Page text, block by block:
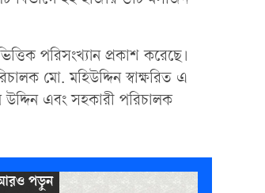
পরিসংখ্যান প্রকাশ করেছে।
মো. মহিউদ্দিন স্বাক্ষরিত এ
উদ্দিন এবং সহকারী পরিচালক